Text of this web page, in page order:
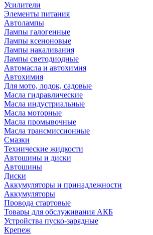
Усилители
Элементы питания
Автолампы
Лампы галогенные
Лампы ксеноновые
Лампы накаливания
Лампы светодиодные
Автомасла и автохимия
Автохимия
Для мото, лодок, садовые
Масла гидравлические
Масла индустриальные
Масла моторные
Масла промывочные
Масла трансмиссионные
Смазки
Технические жидкости
Автошины и диски
Автошины
Диски
Аккумуляторы и принадлежности
Аккумуляторы
Провода стартовые
Товары для обслуживания АКБ
Устройства пуско-зарядные
Крепеж